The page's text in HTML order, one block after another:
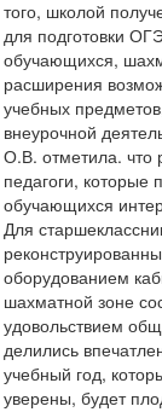
того, школой
для подготовки
обучающихся,
расширения
учебных
внеурочной
О.В. отметила. что
педагоги, которые
обучающихся
Для
оборудованием
шахматной зоне
удовольствием
делились
учебный год,
уверены, будет